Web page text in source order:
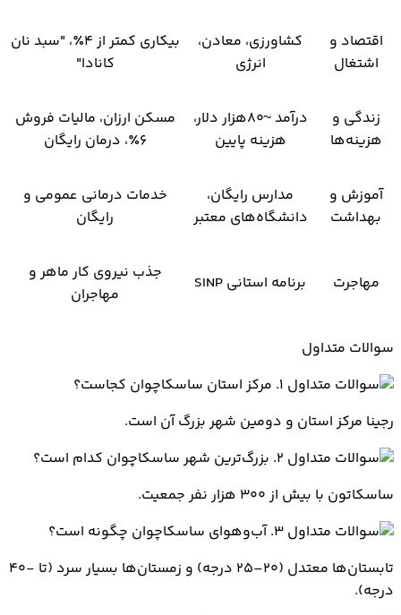
اقتصاد و
اشتغال
کشاورزی، معادن،
انرژی
بیکاری کمتر از ۴٪، "سبد نان
کانادا"
زندگی و
هزینه‌ها
درآمد ~۸۰هزار دلار،
هزینه پایین
مسکن ارزان، مالیات فروش
۶٪، درمان رایگان
آموزش و
بهداشت
مدارس رایگان،
دانشگاه‌های معتبر
خدمات درمانی عمومی و
رایگان
مهاجرت برنامه استانی SINP
جذب نیروی کار ماهر و
مهاجران
سوالات متداول
۱. مرکز استان ساسکاچوان کجاست؟
رجینا مرکز استان و دومین شهر بزرگ آن است.
۲. بزرگ‌ترین شهر ساسکاچوان کدام است؟
ساسکاتون با بیش از ۳۰۰ هزار نفر جمعیت.
۳. آب‌وهوای ساسکاچوان چگونه است؟
تابستان‌ها معتدل (۲۰–۲۵ درجه) و زمستان‌ها بسیار سرد (تا -۴۰
درجه).